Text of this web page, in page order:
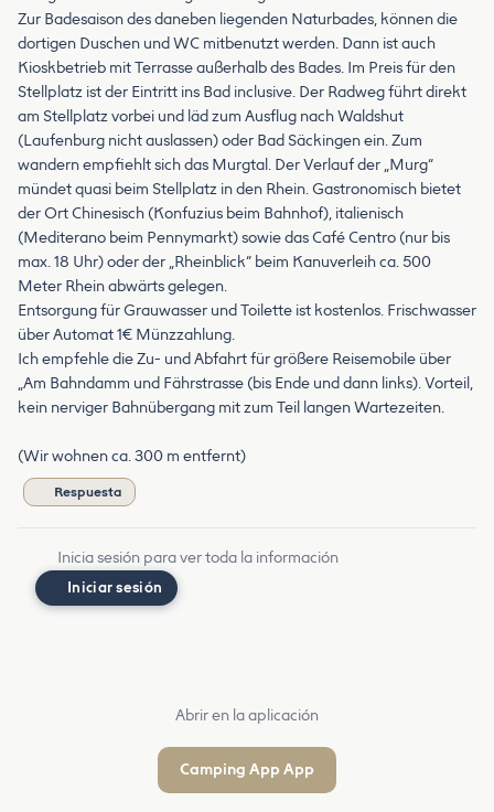
Zur Badesaison des daneben liegenden Naturbades, können die
dortigen Duschen und WC mitbenutzt werden. Dann ist auch
Kioskbetrieb mit Terrasse außerhalb des Bades. Im Preis für den
Stellplatz ist der Eintritt ins Bad inclusive. Der Radweg führt direkt
am Stellplatz vorbei und läd zum Ausflug nach Waldshut
(Laufenburg nicht auslassen) oder Bad Säckingen ein. Zum
wandern empfiehlt sich das Murgtal. Der Verlauf der „Murg“
mündet quasi beim Stellplatz in den Rhein. Gastronomisch bietet
der Ort Chinesisch (Konfuzius beim Bahnhof), italienisch
(Mediterano beim Pennymarkt) sowie das Café Centro (nur bis
max. 18 Uhr) oder der „Rheinblick“ beim Kanuverleih ca. 500
Meter Rhein abwärts gelegen.
Entsorgung für Grauwasser und Toilette ist kostenlos. Frischwasser
über Automat 1€ Münzzahlung.
Ich empfehle die Zu- und Abfahrt für größere Reisemobile über
„Am Bahndamm und Fährstrasse (bis Ende und dann links). Vorteil,
kein nerviger Bahnübergang mit zum Teil langen Wartezeiten.
(Wir wohnen ca. 300 m entfernt)
Respuesta
Inicia sesión para ver toda la información
Iniciar sesión
Abrir en la aplicación
Camping App App